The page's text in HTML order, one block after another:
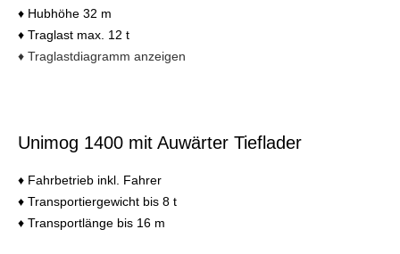
♦ Hubhöhe 32 m
♦ Traglast max. 12 t
♦ Traglastdiagramm anzeigen
Unimog 1400 mit Auwärter Tieflader
♦ Fahrbetrieb inkl. Fahrer
♦ Transportiergewicht bis 8 t
♦ Transportlänge bis 16 m